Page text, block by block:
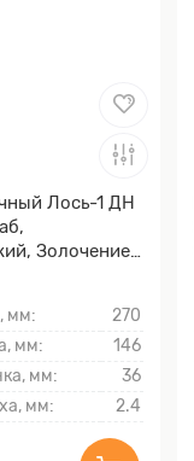
Лось-1 ДН
Золочение
мм:
270
мм:
146
мм:
36
мм:
2.4